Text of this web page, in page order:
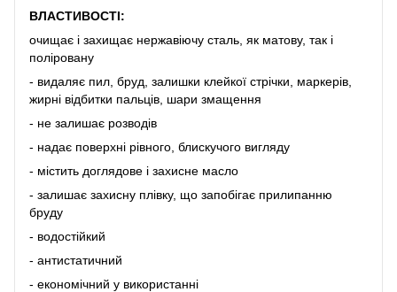
ВЛАСТИВОСТІ:
очищає і захищає нержавіючу сталь, як матову, так і
поліровану
- видаляє пил, бруд, залишки клейкої стрічки, маркерів,
жирні відбитки пальців, шари змащення
- не залишає розводів
- надає поверхні рівного, блискучого вигляду
- містить доглядове і захисне масло
- залишає захисну плівку, що запобігає прилипанню
бруду
- водостійкий
- антистатичний
- економічний у використанні